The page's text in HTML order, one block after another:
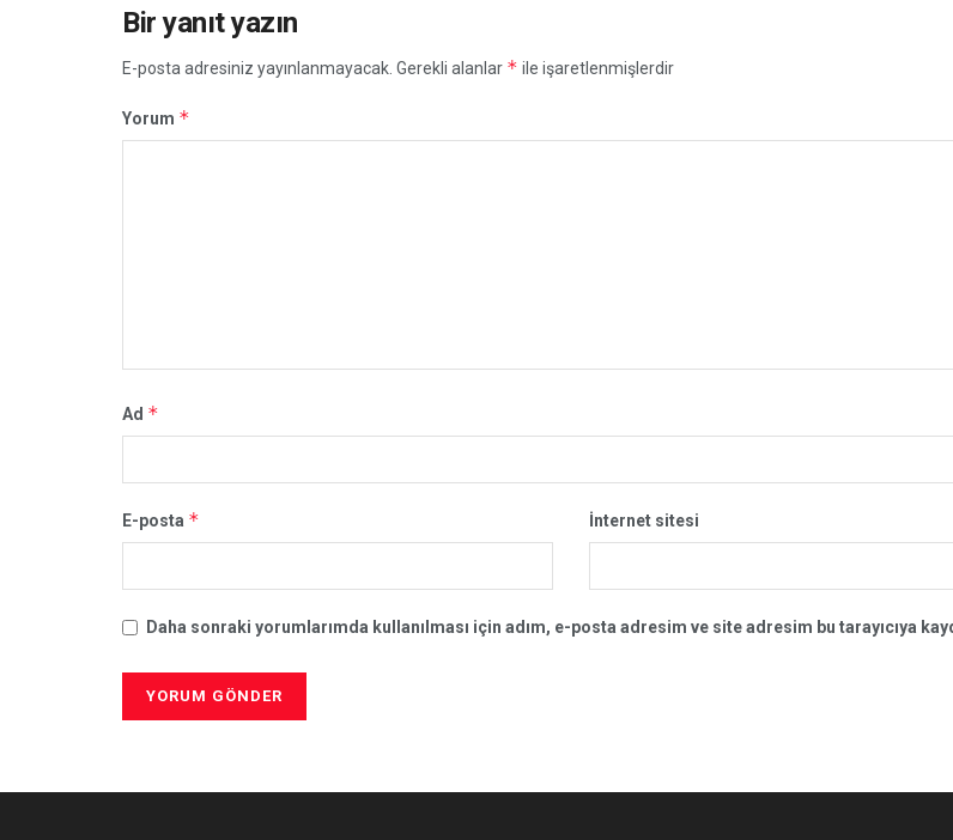
Bir yanıt yazın
E-posta adresiniz yayınlanmayacak. Gerekli alanlar * ile işaretlenmişlerdir
Yorum *
Ad *
E-posta * İnternet sitesi
Daha sonraki yorumlarımda kullanılması için adım, e-posta adresim ve site adresim bu tarayıcıya